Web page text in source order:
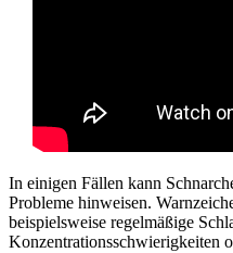
In einigen Fällen kann
Probleme hinweisen.
beispielsweise regelmäßige
Konzentrationsschwierigkeiten